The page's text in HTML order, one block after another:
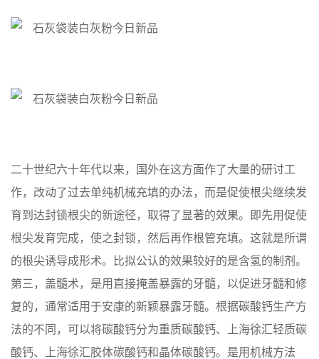
二十世纪六十年代以来，国外在这方面作了大量的研讨工
作，改动了过去单纯机械充填的办法，而是促使根尖继续发
育到达封锁根尖的新途径，取得了显著的效果。即先用促使
根尖发育完成，使之封锁，然后再作根管充填。这就是所谓
的根尖诱导成形术。比拟公认的效果较好的是含氢的制剂。
第三，盖髓术，是用直接掩盖暴露的牙髓，以促进牙髓和修
复的，通常适用于安康的新颖暴露牙髓。根据碳酸钙生产方
法的不同，可以将碳酸钙分为重质碳酸钙、上海徐汇轻质碳
酸钙、上海徐汇胶体碳酸钙和晶体碳酸钙。是用机械方法